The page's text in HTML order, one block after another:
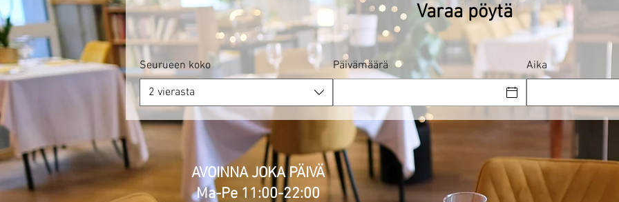
Varaa pöytä
Seurueen koko
2 vierasta
Päivämäärä Aika
AVOINNA JOKA PÄIVÄ
Ma-Pe 11:00-22:00